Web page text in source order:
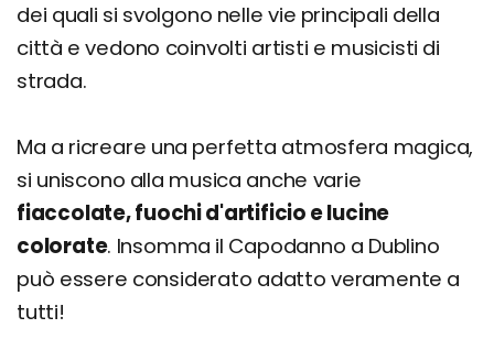
dei quali si svolgono nelle vie principali della
città e vedono coinvolti artisti e musicisti di
strada.
Ma a ricreare una perfetta atmosfera magica,
si uniscono alla musica anche varie
fiaccolate, fuochi d'artificio e lucine
colorate. Insomma il Capodanno a Dublino
può essere considerato adatto veramente a
tutti!